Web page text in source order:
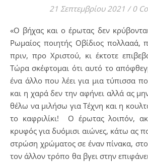
21 Σεπτεμβρίου 2021 / 0
«Ο βήχας και ο έρωτας δεν κρύβονται»! Το πρωτοείπε ο
Ρωμαίος ποιητής Οβίδιος πολλααά,
πριν, προ Χριστού, κι έκτοτε
Τώρα σκέφτομαι ότι αυτό το
ένα άλλο που λέει για μια τύπισσα
και η χαρά δεν την αφήνει αλλά ας
θέλω να μιλήσω για Τέχνη και η
το καφριλίκι! Ο έρωτας λοιπόν,
κρυφός για δυόμισι αιώνες, κάτω ας
στρώση χρώματος σε έναν πίνακα,
τον άλλον τρόπο θα βγει στην